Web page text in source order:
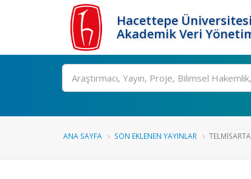
Hacettepe Üniversitesi
Akademik Veri
Ara
ANA SAYFA SON EKLENEN YAYINLAR